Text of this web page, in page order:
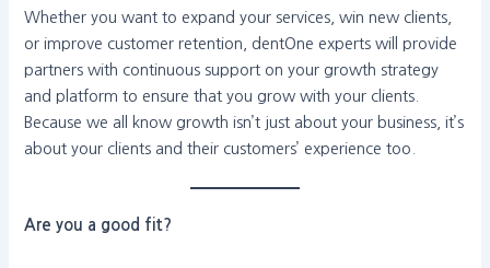
Whether you want to expand your services, win new clients,
or improve customer retention, dentOne experts will provide
partners with continuous support on your growth strategy
and platform to ensure that you grow with your clients.
Because we all know growth isn’t just about your business, it’s
about your clients and their customers’ experience too.
Are you a good fit?